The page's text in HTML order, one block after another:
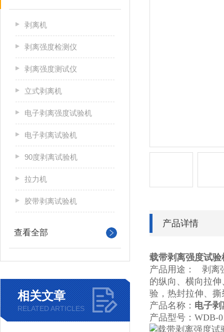
剥离机
剥离强度检测仪
剥离强度测试仪
立式剥离机
电子剥离强度试验机
电子剥离试验机
90度剥离试验机
拉力机
胶带剥离试验机
查看全部
相关文章
RELATED ARTICLES
产品详情
载带剥离强度试验
产品用途： 剥离
的纵向、横向拉
验，热封拉伸、
产品名称： 电子剥
产品型号：WDB-